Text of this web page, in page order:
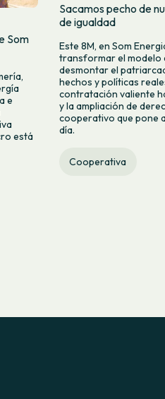
Som
e
está
Sacamos pecho de
de igualdad
Este 8M, en Som
transformar el modelo
desmontar el
hechos y políticas
contratación valiente
y la ampliación de
cooperativo que pone
día.
Cooperativa